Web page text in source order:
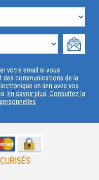
votre email si vous
communications de la
en lien avec vos
En savoir plus Consultez la